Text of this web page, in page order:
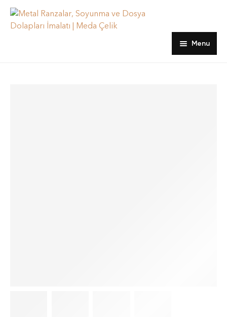
Menu